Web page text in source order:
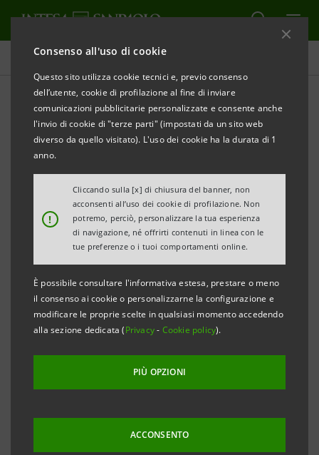
Consenso all'uso di cookie
Questo sito utilizza cookie tecnici e, previo consenso
dell’utente, cookie di profilazione al fine di inviare
comunicazioni pubblicitarie personalizzate e consente anche
l'invio di cookie di "terze parti" (impostati da un sito web
diverso da quello visitato). L'uso dei cookie ha la durata di 1
anno.
!
Cliccando sulla [x] di chiusura del banner, non
acconsenti all’uso dei cookie di profilazione. Non
potremo, perciò, personalizzare la tua esperienza
di navigazione, né offrirti contenuti in linea con le
tue preferenze o i tuoi comportamenti online.
È possibile consultare l'informativa estesa, prestare o meno
il consenso ai cookie o personalizzarne la configurazione e
modificare le proprie scelte in qualsiasi momento accedendo
alla sezione dedicata (Privacy- Cookie policy).
PIÙ OPZIONI
ACCONSENTO
Tutti gli eventi sostenuti dalla banca
SOSTENIBILITÀ
La governance della
sostenibilità